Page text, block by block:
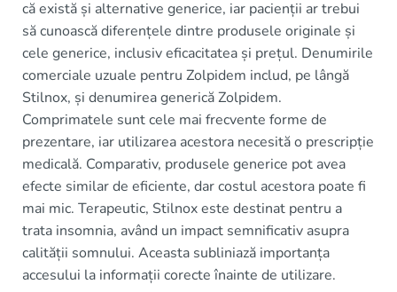
că există și alternative generice, iar pacienții ar trebui
să cunoască diferențele dintre produsele originale și
cele generice, inclusiv eficacitatea și prețul. Denumirile
comerciale uzuale pentru Zolpidem includ, pe lângă
Stilnox, și denumirea generică Zolpidem.
Comprimatele sunt cele mai frecvente forme de
prezentare, iar utilizarea acestora necesită o prescripție
medicală. Comparativ, produsele generice pot avea
efecte similar de eficiente, dar costul acestora poate fi
mai mic. Terapeutic, Stilnox este destinat pentru a
trata insomnia, având un impact semnificativ asupra
calității somnului. Aceasta subliniază importanța
accesului la informații corecte înainte de utilizare.